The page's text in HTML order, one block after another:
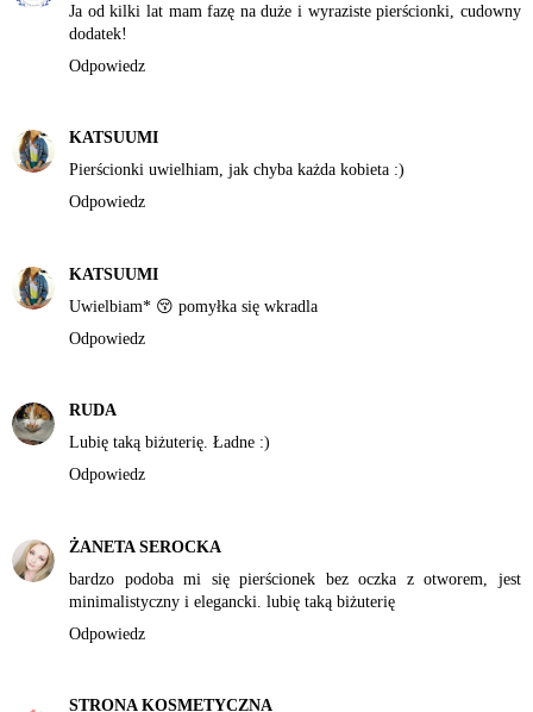
Ja od kilki lat mam fazę na duże i wyraziste pierścionki, cudowny
dodatek!
Odpowiedz
KATSUUMI
Pierścionki uwielhiam, jak chyba każda kobieta :)
Odpowiedz
KATSUUMI
Uwielbiam* 😚 pomyłka się wkradla
Odpowiedz
RUDA
Lubię taką biżuterię. Ładne :)
Odpowiedz
ŻANETA SEROCKA
bardzo podoba mi się pierścionek bez oczka z otworem, jest
minimalistyczny i elegancki. lubię taką biżuterię
Odpowiedz
STRONA KOSMETYCZNA